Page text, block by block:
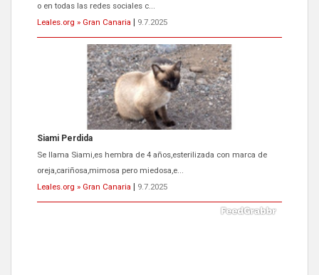
o en todas las redes sociales c...
Leales.org » Gran Canaria
9.7.2025
Siami Perdida
Se llama Siami,es hembra de 4 años,esterilizada con marca de
oreja,cariñosa,mimosa pero miedosa,e...
Leales.org » Gran Canaria
9.7.2025